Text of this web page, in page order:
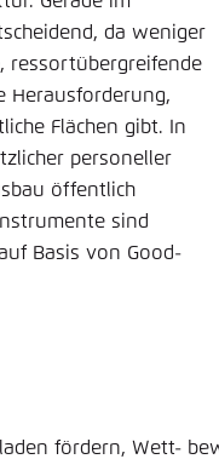
da weniger
ressortübergreifende
Herausforderung,
Flächen gibt. In
personeller
öffentlich
sind
Basis von Good-
fördern, Wett-